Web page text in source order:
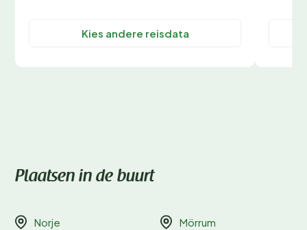
Kies andere reisdata
Plaatsen in de buurt
Norje Mörrum